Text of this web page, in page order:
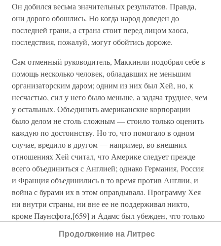
Он добился весьма значительных результатов. Правда,
они дорого обошлись. Но когда народ доведен до
последней грани, а страна стоит перед лицом хаоса,
последствия, пожалуй, могут обойтись дороже.
Сам отменный руководитель, Маккинли подобрал себе в
помощь несколько человек, обладавших не меньшим
организаторским даром; одним из них был Хей, но, к
несчастью, сил у него было меньше, а задача труднее, чем
у остальных. Объединить американские корпорации
было делом не столь сложным — стоило только оценить
каждую по достоинству. Но то, что помогало в одном
случае, вредило в другом — например, во внешних
отношениях Хей считал, что Америке следует прежде
всего объединиться с Англией; однако Германия, Россия
и Франция объединились в то время против Англии, и
война с бурами их в этом оправдывала. Программу Хея
ни внутри страны, ни вне ее не поддерживал никто,
кроме Паунсфота,[659] и Адамс был убежден, что только
Продолжение на Литрес